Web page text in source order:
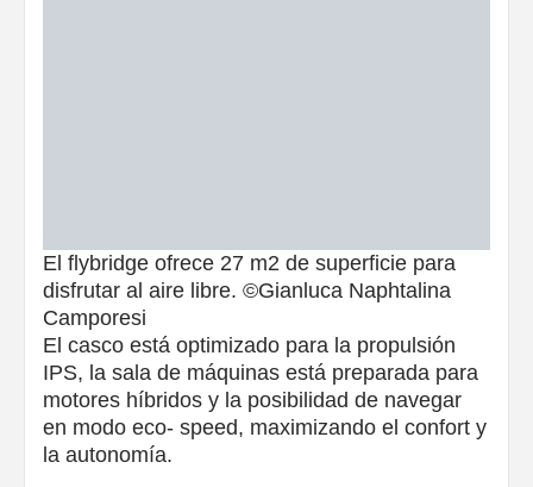
El flybridge ofrece 27 m2 de superficie para
disfrutar al aire libre. ©Gianluca Naphtalina
Camporesi
El casco está optimizado para la propulsión
IPS, la sala de máquinas está preparada para
motores híbridos y la posibilidad de navegar
en modo eco- speed, maximizando el confort y
la autonomía.